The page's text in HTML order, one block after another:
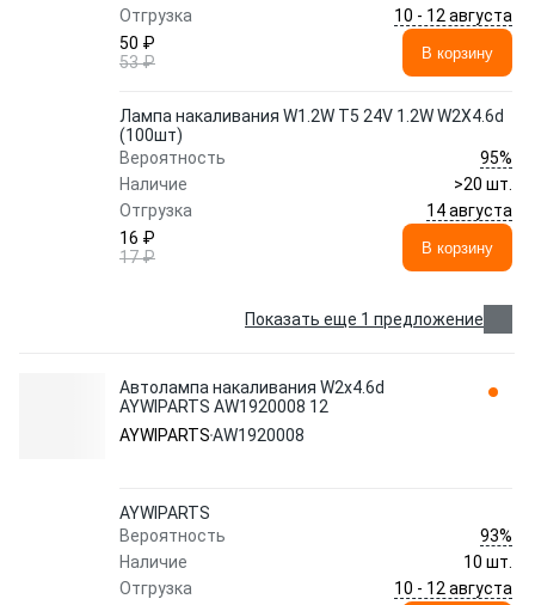
Отгрузка
10 - 12 августа
50 ₽
53 ₽
В корзину
Лампа накаливания W1.2W T5 24V 1.2W W2X4.6d
(100шт)
Вероятность
95%
Наличие
>20 шт.
Отгрузка
14 августа
16 ₽
17 ₽
В корзину
Показать еще 1 предложение
Автолампа накаливания W2x4.6d
AYWIPARTS AW1920008 12
AYWIPARTSAW1920008
AYWIPARTS
Вероятность
93%
Наличие
10 шт.
Отгрузка
10 - 12 августа